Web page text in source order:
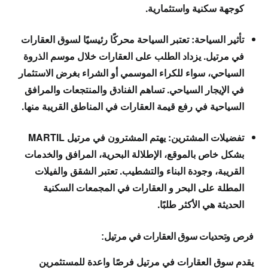
كوجهة سكنية واستثمارية.
تأثير السياحة: تعتبر السياحة محركًا رئيسيًا لسوق العقارات
في مرتيل. يزداد الطلب على العقارات خلال موسم الذروة
السياحي، سواء للكراء الموسمي أو الشراء بغرض الاستثمار
في الإيجار السياحي. تساهم الفنادق والمنتجعات والمرافق
السياحية في رفع قيمة العقارات في المناطق القريبة منها.
تفضيلات المشترين: يهتم المشترون في مرتيل MARTIL
بشكل خاص بالموقع، الإطلالة البحرية، المرافق والخدمات
القريبة، وجودة البناء والتشطيب. تعتبر الشقق والفيلات
المطلة على البحر و العقارات في المجمعات السكنية
الحديثة هي الأكثر طلبًا.
فرص وتحديات سوق العقارات في مرتيل:
يقدم سوق العقارات في مرتيل فرصًا واعدة للمستثمرين